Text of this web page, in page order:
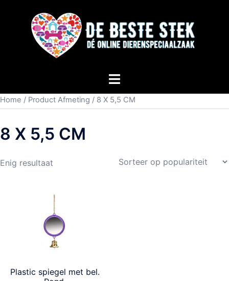
Home / Product Afmeting / 8 X 5,5 CM
8 X 5,5 CM
Enig resultaat
Plastic spiegel met bel.